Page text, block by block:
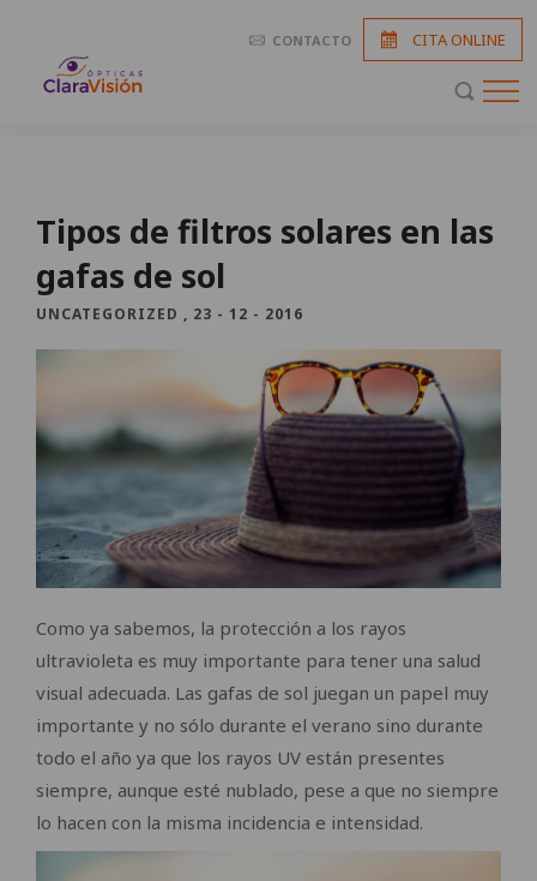
CONTACTO CITA ONLINE
Tipos de filtros solares en las
gafas de sol
UNCATEGORIZED , 23 - 12 - 2016
Como ya sabemos, la protección a los rayos
ultravioleta es muy importante para tener una salud
visual adecuada. Las gafas de sol juegan un papel muy
importante y no sólo durante el verano sino durante
todo el año ya que los rayos UV están presentes
siempre, aunque esté nublado, pese a que no siempre
lo hacen con la misma incidencia e intensidad.